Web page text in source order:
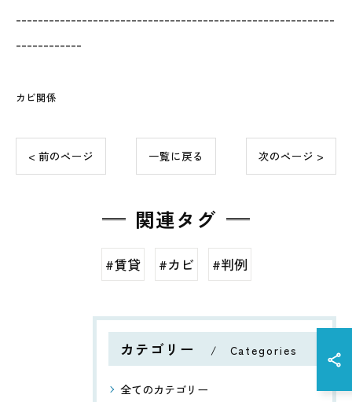
----------------------------------------------------------
------------
カビ関係
< 前のページ 一覧に戻る 次のページ >
関連タグ
#賃貸 #カビ #判例
カテゴリー Categories
全てのカテゴリー